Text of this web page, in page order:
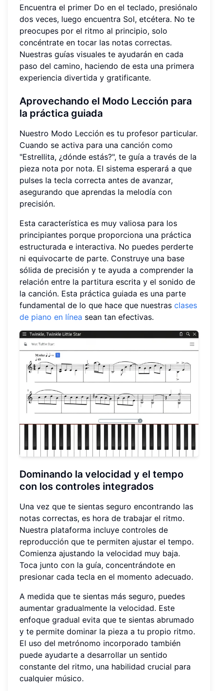
Encuentra el primer Do en el teclado, presiónalo
dos veces, luego encuentra Sol, etcétera. No te
preocupes por el ritmo al principio, solo
concéntrate en tocar las notas correctas.
Nuestras guías visuales te ayudarán en cada
paso del camino, haciendo de esta una primera
experiencia divertida y gratificante.
Aprovechando el Modo Lección para
la práctica guiada
Nuestro Modo Lección es tu profesor particular.
Cuando se activa para una canción como
"Estrellita, ¿dónde estás?", te guía a través de la
pieza nota por nota. El sistema esperará a que
pulses la tecla correcta antes de avanzar,
asegurando que aprendas la melodía con
precisión.
Esta característica es muy valiosa para los
principiantes porque proporciona una práctica
estructurada e interactiva. No puedes perderte
ni equivocarte de parte. Construye una base
sólida de precisión y te ayuda a comprender la
relación entre la partitura escrita y el sonido de
la canción. Esta práctica guiada es una parte
fundamental de lo que hace que nuestras clases
de piano en línea sean tan efectivas.
Dominando la velocidad y el tempo
con los controles integrados
Una vez que te sientas seguro encontrando las
notas correctas, es hora de trabajar el ritmo.
Nuestra plataforma incluye controles de
reproducción que te permiten ajustar el tempo.
Comienza ajustando la velocidad muy baja.
Toca junto con la guía, concentrándote en
presionar cada tecla en el momento adecuado.
A medida que te sientas más seguro, puedes
aumentar gradualmente la velocidad. Este
enfoque gradual evita que te sientas abrumado
y te permite dominar la pieza a tu propio ritmo.
El uso del metrónomo incorporado también
puede ayudarte a desarrollar un sentido
constante del ritmo, una habilidad crucial para
cualquier músico.